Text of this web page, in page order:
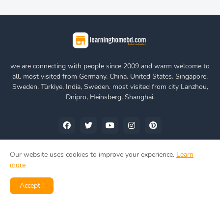
we are connecting with people since 2009 and warm welcome to
all. most visited from Germany, China, United States, Singapore,
Sweden, Türkiye, India, Sweden. most visited from city Lanzhou,
Dnipro, Heinsberg, Shanghai.
Our website uses cookies to improve your experience. Learn
more
Accept !